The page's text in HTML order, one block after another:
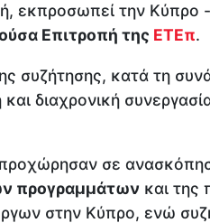
εκπροσωπεί την Κύπρο
Επιτροπή της ΕΤΕπ.
συζήτησης, κατά τη
διαχρονική
σε
προγραμμάτων και της
στην Κύπρο, ενώ